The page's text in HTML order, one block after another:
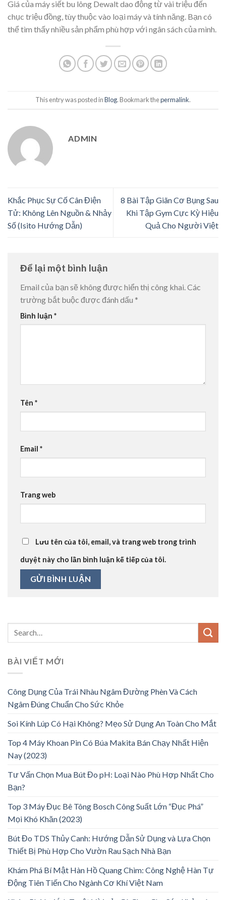
Giá của máy siết bu lông Dewalt dao động từ vài triệu đến
chục triệu đồng, tùy thuộc vào loại máy và tính năng. Bạn có
thể tìm thấy nhiều sản phẩm phù hợp với ngân sách của mình.
This entry was posted inBlog. Bookmark thepermalink.
ADMIN
Khắc Phục Sự Cố Cân Điện
Tử: Không Lên Nguồn & Nhảy
Số (Isito Hướng Dẫn)
8 Bài Tập Giãn Cơ Bụng Sau
Khi Tập Gym Cực Kỳ Hiệu
Quả Cho Người Việt
Để lại một bình luận
Email của bạn sẽ không được hiển thị công khai. Các
trường bắt buộc được đánh dấu *
Bình luận *
Tên *
Email *
Trang web
Lưu tên của tôi, email, và trang web trong trình
duyệt này cho lần bình luận kế tiếp của tôi.
BÀI VIẾT MỚI
Công Dụng Của Trái Nhàu Ngâm Đường Phèn Và Cách
Ngâm Đúng Chuẩn Cho Sức Khỏe
Soi Kính Lúp Có Hại Không? Mẹo Sử Dụng An Toàn Cho Mắt
Top 4 Máy Khoan Pin Có Búa Makita Bán Chạy Nhất Hiện
Nay (2023)
Tư Vấn Chọn Mua Bút Đo pH: Loại Nào Phù Hợp Nhất Cho
Bạn?
Top 3 Máy Đục Bê Tông Bosch Công Suất Lớn “Đục Phá”
Mọi Khó Khăn (2023)
Bút Đo TDS Thủy Canh: Hướng Dẫn Sử Dụng và Lựa Chọn
Thiết Bị Phù Hợp Cho Vườn Rau Sạch Nhà Bạn
Khám Phá Bí Mật Hàn Hồ Quang Chìm: Công Nghệ Hàn Tự
Động Tiên Tiến Cho Ngành Cơ Khí Việt Nam